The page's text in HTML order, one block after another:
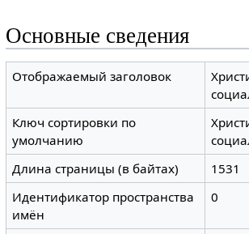
Основные сведения
Отображаемый заголовок
Ключ сортировки по
умолчанию
Длина страницы (в байтах)
1531
Идентификатор пространства
имён
0